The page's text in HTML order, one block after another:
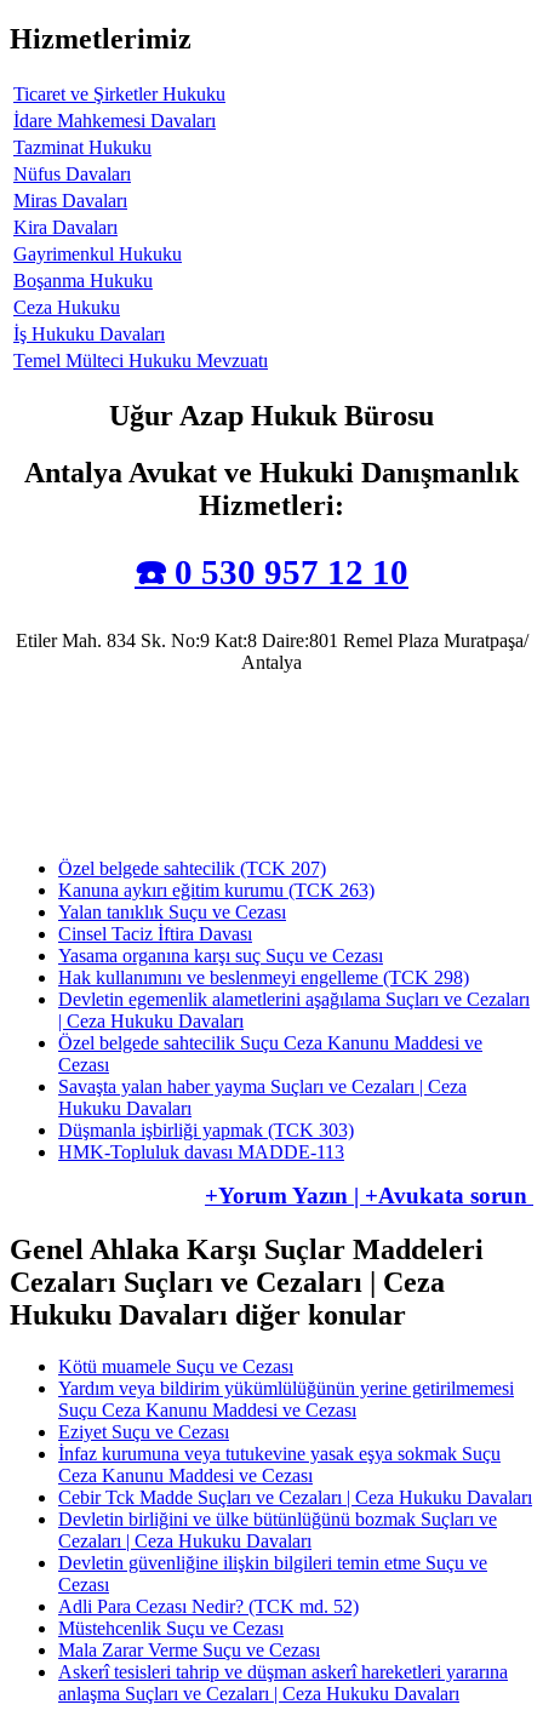
Hizmetlerimiz
Ticaret ve Şirketler Hukuku
İdare Mahkemesi Davaları
Tazminat Hukuku
Nüfus Davaları
Miras Davaları
Kira Davaları
Gayrimenkul Hukuku
Boşanma Hukuku
Ceza Hukuku
İş Hukuku Davaları
Temel Mülteci Hukuku Mevzuatı
Uğur Azap Hukuk Bürosu
Antalya Avukat ve Hukuki Danışmanlık
Hizmetleri:
☎️ 0 530 957 12 10
Etiler Mah. 834 Sk. No:9 Kat:8 Daire:801 Remel Plaza Muratpaşa/
Antalya
Özel belgede sahtecilik (TCK 207)
Kanuna aykırı eğitim kurumu (TCK 263)
Yalan tanıklık Suçu ve Cezası
Cinsel Taciz İftira Davası
Yasama organına karşı suç Suçu ve Cezası
Hak kullanımını ve beslenmeyi engelleme (TCK 298)
Devletin egemenlik alametlerini aşağılama Suçları ve Cezaları
| Ceza Hukuku Davaları
Özel belgede sahtecilik Suçu Ceza Kanunu Maddesi ve
Cezası
Savaşta yalan haber yayma Suçları ve Cezaları | Ceza
Hukuku Davaları
Düşmanla işbirliği yapmak (TCK 303)
HMK-Topluluk davası MADDE-113
+Yorum Yazın | +Avukata sorun
Genel Ahlaka Karşı Suçlar Maddeleri
Cezaları Suçları ve Cezaları | Ceza
Hukuku Davaları diğer konular
Kötü muamele Suçu ve Cezası
Yardım veya bildirim yükümlülüğünün yerine getirilmemesi
Suçu Ceza Kanunu Maddesi ve Cezası
Eziyet Suçu ve Cezası
İnfaz kurumuna veya tutukevine yasak eşya sokmak Suçu
Ceza Kanunu Maddesi ve Cezası
Cebir Tck Madde Suçları ve Cezaları | Ceza Hukuku Davaları
Devletin birliğini ve ülke bütünlüğünü bozmak Suçları ve
Cezaları | Ceza Hukuku Davaları
Devletin güvenliğine ilişkin bilgileri temin etme Suçu ve
Cezası
Adli Para Cezası Nedir? (TCK md. 52)
Müstehcenlik Suçu ve Cezası
Mala Zarar Verme Suçu ve Cezası
Askerî tesisleri tahrip ve düşman askerî hareketleri yararına
anlaşma Suçları ve Cezaları | Ceza Hukuku Davaları